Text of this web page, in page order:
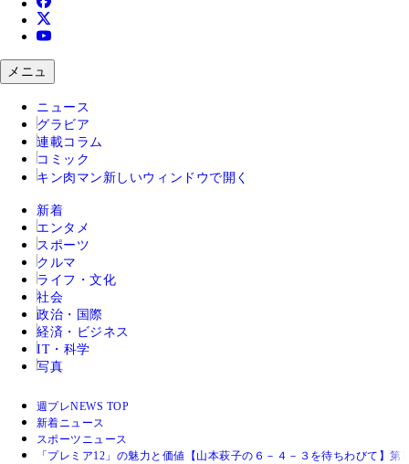
メニュ
ニュース
グラビア
連載コラム
コミック
キン肉マン 新しいウィンドウで開く
新着
エンタメ
スポーツ
クルマ
ライフ・文化
社会
政治・国際
経済・ビジネス
IT・科学
写真
週プレNEWS TOP
新着ニュース
スポーツニュース
「プレミア12」の魅力と価値【山本萩子の６－４－３を待ちわびて】第